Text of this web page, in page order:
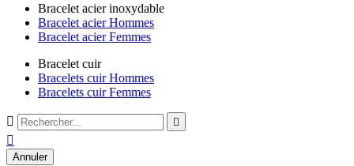
Bracelet acier inoxydable
Bracelet acier Hommes
Bracelet acier Femmes
Bracelet cuir
Bracelets cuir Hommes
Bracelets cuir Femmes
 

Annuler